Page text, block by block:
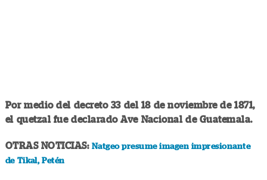
Por medio del decreto 33 del 18 de noviembre de 1871,
el quetzal fue declarado Ave Nacional de Guatemala.
OTRAS NOTICIAS: Natgeo presume imagen impresionante
de Tikal, Petén